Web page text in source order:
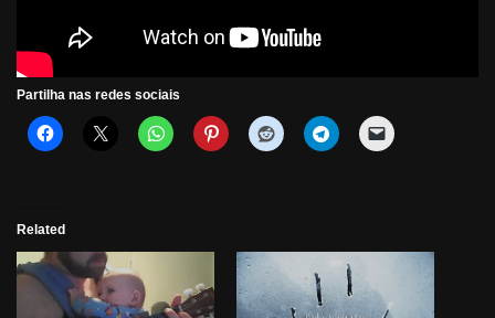
Partilha nas redes sociais
Related